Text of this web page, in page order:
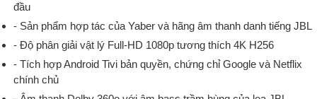
đầu
- Sản phẩm hợp tác của Yaber và hãng âm thanh danh tiếng JBL
- Độ phân giải vật lý Full-HD 1080p tương thích 4K H256
- Tích hợp Android Tivi bản quyền, chứng chỉ Google và Netflix
chính chủ